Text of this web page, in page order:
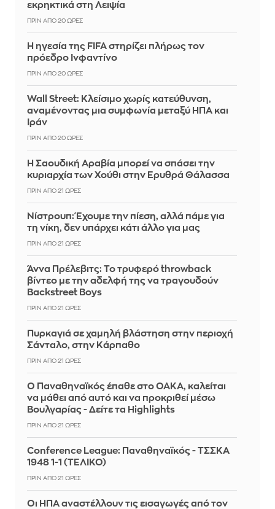
εκρηκτικά στη Λειψία
ΠΡΙΝ ΑΠΌ 20 ΏΡΕΣ
Η ηγεσία της FIFA στηρίζει πλήρως τον
πρόεδρο Ινφαντίνο
ΠΡΙΝ ΑΠΌ 20 ΏΡΕΣ
Wall Street: Κλείσιμο χωρίς κατεύθυνση,
αναμένοντας μια συμφωνία μεταξύ ΗΠΑ και
Ιράν
ΠΡΙΝ ΑΠΌ 20 ΏΡΕΣ
Η Σαουδική Αραβία μπορεί να σπάσει την
κυριαρχία των Χούθι στην Ερυθρά Θάλασσα
ΠΡΙΝ ΑΠΌ 21 ΏΡΕΣ
Νίστρουπ: Έχουμε την πίεση, αλλά πάμε για
τη νίκη, δεν υπάρχει κάτι άλλο για μας
ΠΡΙΝ ΑΠΌ 21 ΏΡΕΣ
Άννα Πρέλεβιτς: Το τρυφερό throwback
βίντεο με την αδελφή της να τραγουδούν
Backstreet Boys
ΠΡΙΝ ΑΠΌ 21 ΏΡΕΣ
Πυρκαγιά σε χαμηλή βλάστηση στην περιοχή
Σάνταλο, στην Κάρπαθο
ΠΡΙΝ ΑΠΌ 21 ΏΡΕΣ
Ο Παναθηναϊκός έπαθε στο ΟΑΚΑ, καλείται
να μάθει από αυτό και να προκριθεί μέσω
Βουλγαρίας - Δείτε τα Highlights
ΠΡΙΝ ΑΠΌ 21 ΏΡΕΣ
Conference League: Παναθηναϊκός - ΤΣΣΚΑ
1948 1-1 (ΤΕΛΙΚΟ)
ΠΡΙΝ ΑΠΌ 21 ΏΡΕΣ
Οι ΗΠΑ αναστέλλουν τις εισαγωγές από τον